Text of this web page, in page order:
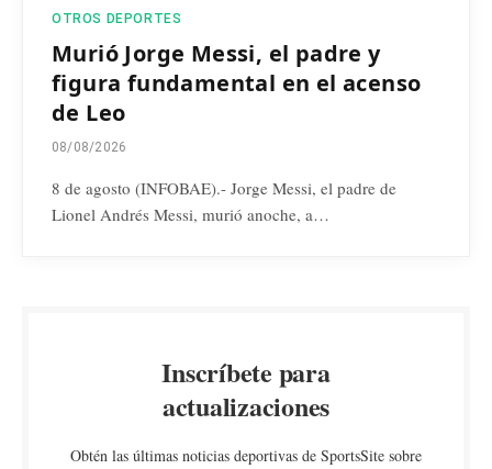
OTROS DEPORTES
Murió Jorge Messi, el padre y
figura fundamental en el acenso
de Leo
08/08/2026
8 de agosto (INFOBAE).- Jorge Messi, el padre de
Lionel Andrés Messi, murió anoche, a…
Inscríbete para
actualizaciones
Obtén las últimas noticias deportivas de SportsSite sobre